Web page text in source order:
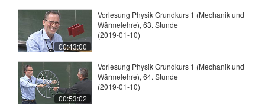
00:43:00
Vorlesung Physik Grundkurs 1 (Mechanik und
Wärmelehre), 63. Stunde
(2019-01-10)
00:53:02
Vorlesung Physik Grundkurs 1 (Mechanik und
Wärmelehre), 64. Stunde
(2019-01-10)